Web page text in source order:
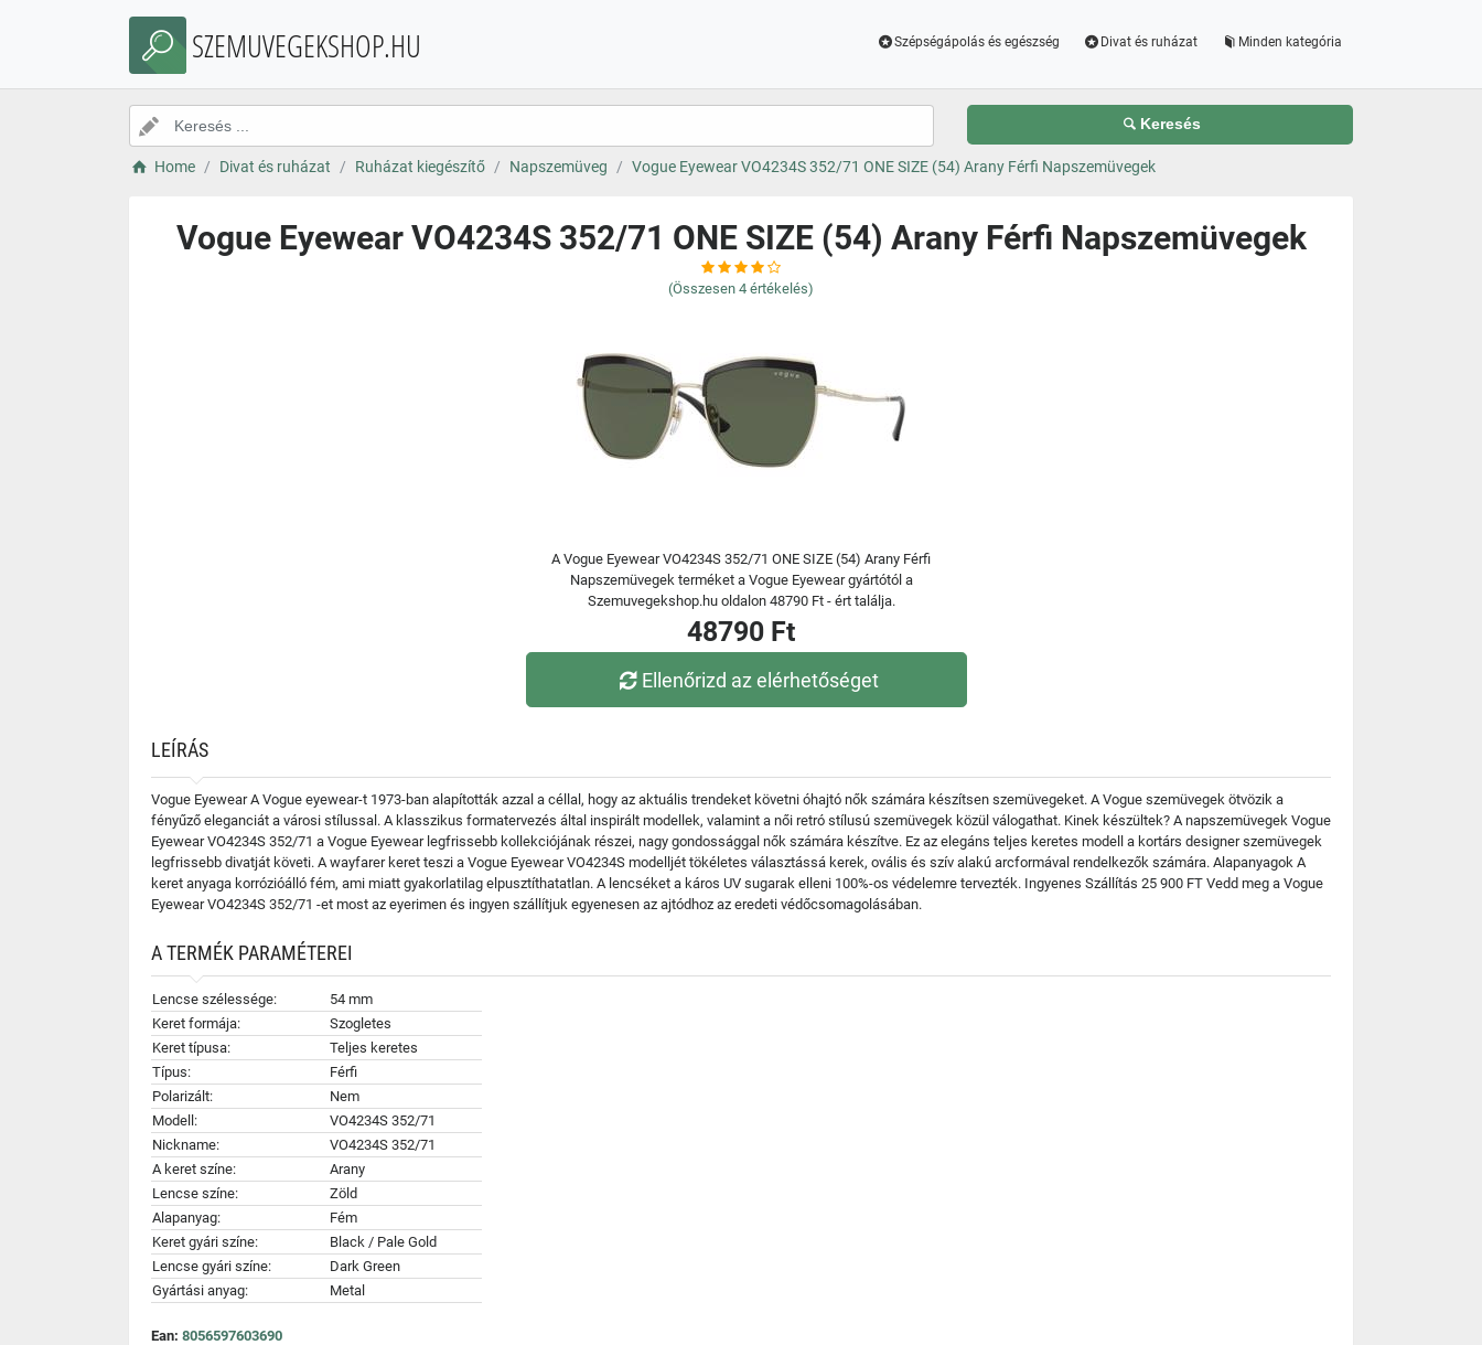
SZEMUVEGEKSHOP.HU Szépségápolás és egészség Divat és ruházat Minden kategória
Keresés
Home Divat és ruházat Ruházat kiegészítő Napszemüveg Vogue Eyewear VO4234S 352/71 ONE SIZE (54) Arany Férfi Napszemüvegek
Vogue Eyewear VO4234S 352/71 ONE SIZE (54) Arany Férfi Napszemüvegek
(Összesen 4 értékelés)
A Vogue Eyewear VO4234S 352/71 ONE SIZE (54) Arany Férfi
Napszemüvegek terméket a Vogue Eyewear gyártótól a
Szemuvegekshop.hu oldalon 48790 Ft - ért találja.
48790 Ft
Ellenőrizd az elérhetőséget
LEÍRÁS
Vogue Eyewear A Vogue eyewear-t 1973-ban alapították azzal a céllal, hogy az aktuális trendeket követni óhajtó nők számára készítsen szemüvegeket. A Vogue szemüvegek ötvözik a
fényűző eleganciát a városi stílussal. A klasszikus formatervezés által inspirált modellek, valamint a női retró stílusú szemüvegek közül válogathat. Kinek készültek? A napszemüvegek Vogue
Eyewear VO4234S 352/71 a Vogue Eyewear legfrissebb kollekciójának részei, nagy gondossággal nők számára készítve. Ez az elegáns teljes keretes modell a kortárs designer szemüvegek
legfrissebb divatját követi. A wayfarer keret teszi a Vogue Eyewear VO4234S modelljét tökéletes választássá kerek, ovális és szív alakú arcformával rendelkezők számára. Alapanyagok A
keret anyaga korrózióálló fém, ami miatt gyakorlatilag elpusztíthatatlan. A lencséket a káros UV sugarak elleni 100%-os védelemre tervezték. Ingyenes Szállítás 25 900 FT Vedd meg a Vogue
Eyewear VO4234S 352/71 -et most az eyerimen és ingyen szállítjuk egyenesen az ajtódhoz az eredeti védőcsomagolásában.
A TERMÉK PARAMÉTEREI
Lencse szélessége:
54 mm
Keret formája:
Szogletes
Keret típusa:
Teljes keretes
Típus:
Férfi
Polarizált:
Nem
Modell:
VO4234S 352/71
Nickname:
VO4234S 352/71
A keret színe:
Arany
Lencse színe:
Zöld
Alapanyag:
Fém
Keret gyári színe:
Black / Pale Gold
Lencse gyári színe:
Dark Green
Gyártási anyag:
Metal
Ean: 8056597603690